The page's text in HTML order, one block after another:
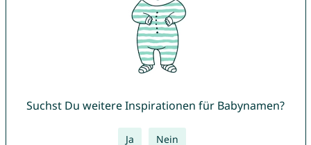
Suchst Du weitere Inspirationen für Babynamen?
Ja Nein